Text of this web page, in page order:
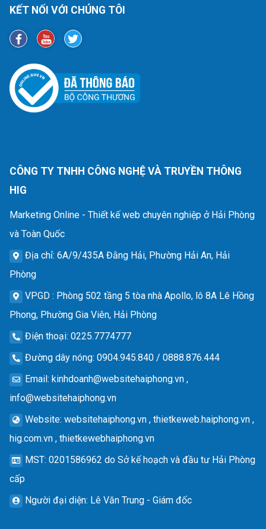
KẾT NỐI VỚI CHÚNG TÔI
CÔNG TY TNHH CÔNG NGHỆ VÀ TRUYỀN THÔNG
HIG
Marketing Online - Thiết kế web chuyên nghiệp ở Hải Phòng
và Toàn Quốc
Địa chỉ: 6A/9/435A Đằng Hải, Phường Hải An, Hải
Phòng
VPGD : Phòng 502 tầng 5 tòa nhà Apollo, lô 8A Lê Hồng
Phong, Phường Gia Viên, Hải Phòng
Điện thoại: 0225.7774777
Đường dây nóng: 0904.945.840 / 0888.876.444
Email: kinhdoanh@websitehaiphong.vn ,
info@websitehaiphong.vn
Website: websitehaiphong.vn , thietkeweb.haiphong.vn ,
hig.com.vn , thietkewebhaiphong.vn
MST: 0201586962 do Sở kế hoạch và đầu tư Hải Phòng
cấp
Người đại diện: Lê Văn Trung - Giám đốc